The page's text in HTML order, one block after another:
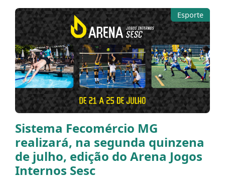
Esporte
Sistema Fecomércio MG
realizará, na segunda quinzena
de julho, edição do Arena Jogos
Internos Sesc